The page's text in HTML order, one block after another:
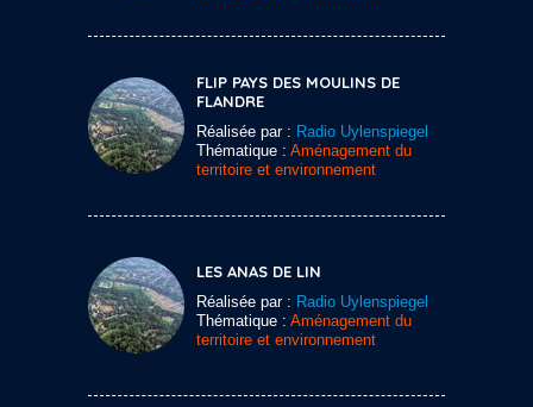
FLIP PAYS DES MOULINS DE
FLANDRE
Réalisée par : Radio Uylenspiegel
Thématique : Aménagement du
territoire et environnement
LES ANAS DE LIN
Réalisée par : Radio Uylenspiegel
Thématique : Aménagement du
territoire et environnement